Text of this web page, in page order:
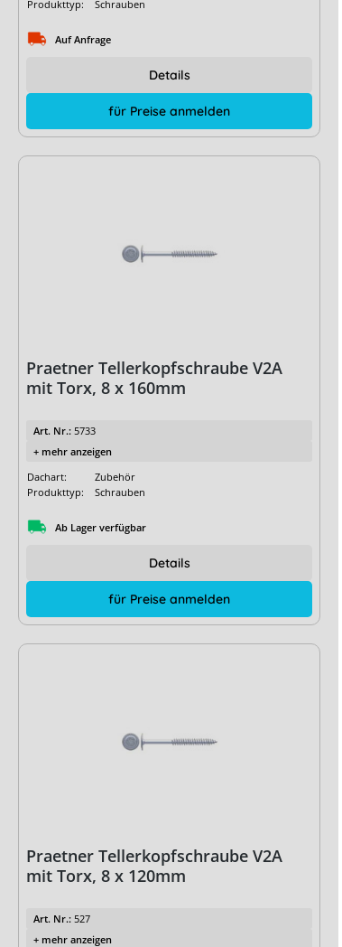
Produkttyp:
Schrauben
Auf Anfrage
für Preise anmelden
Details
Praetner Tellerkopfschraube V2A
mit Torx, 8 x 160mm
Art. Nr.: 5733
+ mehr anzeigen
Dachart:
Zubehör
Produkttyp:
Schrauben
Ab Lager verfügbar
für Preise anmelden
Details
Praetner Tellerkopfschraube V2A
mit Torx, 8 x 120mm
Art. Nr.: 527
+ mehr anzeigen